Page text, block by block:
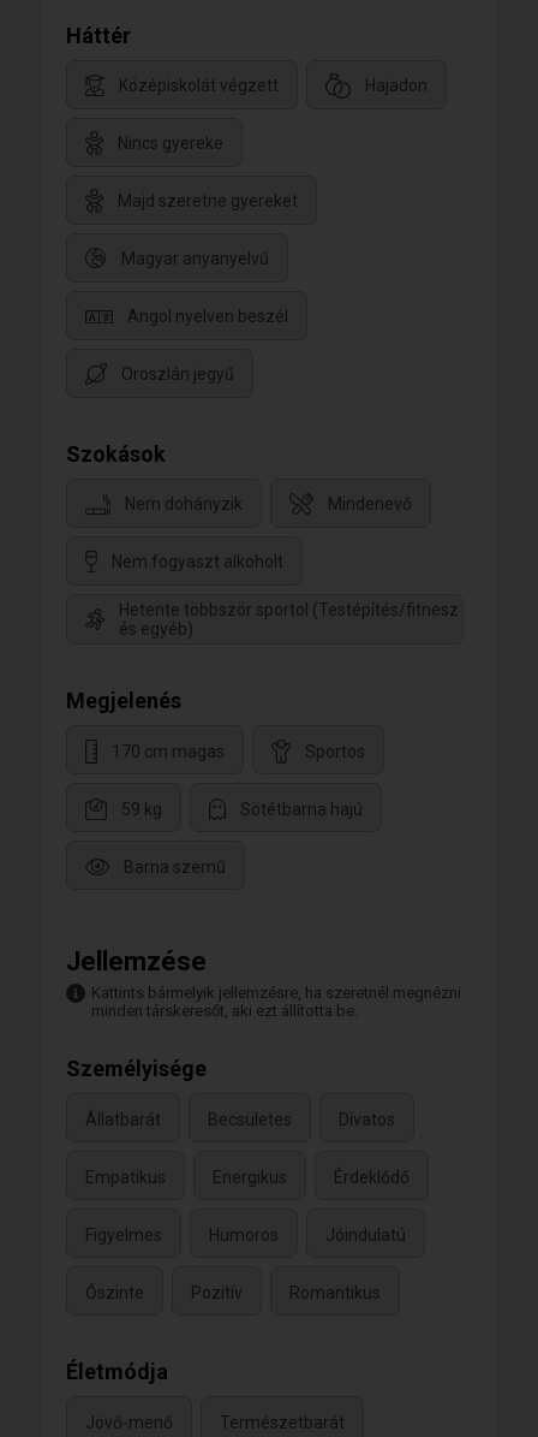
Háttér
Középiskolát végzett Hajadon
Nincs gyereke
Majd szeretne gyereket
Magyar anyanyelvű
Angol nyelven beszél
Oroszlán jegyű
Szokások
Nem dohányzik Mindenevő
Nem fogyaszt alkoholt
Hetente többször sportol (Testépítés/fitnesz
és egyéb)
Megjelenés
170 cm magas Sportos
59 kg Sötétbarna hajú
Barna szemű
Jellemzése
Kattints bármelyik jellemzésre, ha szeretnél megnézni
minden társkeresőt, aki ezt állította be.
Személyisége
Állatbarát Becsületes Divatos
Empatikus Energikus Érdeklődő
Figyelmes Humoros Jóindulatú
Őszinte Pozitív Romantikus
Életmódja
Jövő-menő Természetbarát